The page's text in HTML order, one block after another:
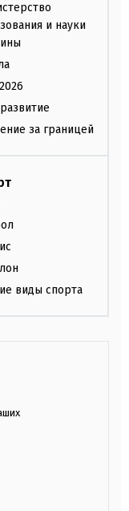
и науки
за границей
виды спорта